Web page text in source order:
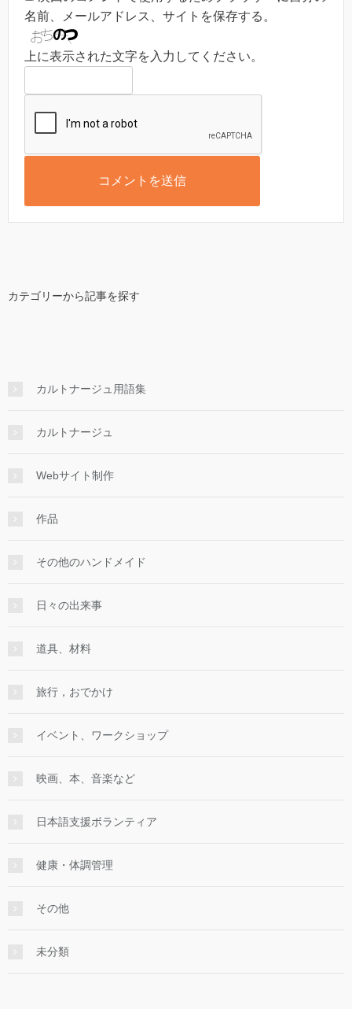
名前、メールアドレス、サイトを保存する。
上に表示された文字を入力してください。
カテゴリーから記事を探す
カルトナージュ用語集
カルトナージュ
Webサイト制作
作品
その他のハンドメイド
日々の出来事
道具、材料
旅行，おでかけ
イベント、ワークショップ
映画、本、音楽など
日本語支援ボランティア
健康・体調管理
その他
未分類